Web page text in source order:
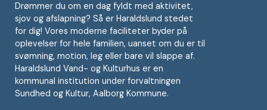
Drømmer du om en dag fyldt med aktivitet,
sjov og afslapning? Så er Haraldslund stedet
for dig! Vores moderne faciliteter byder på
oplevelser for hele familien, uanset om du er til
svømning, motion, leg eller bare vil slappe af.
Haraldslund Vand- og Kulturhus er en
kommunal institution under forvaltningen
Sundhed og Kultur, Aalborg Kommune.